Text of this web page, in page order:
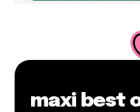
Dis-nous tout*
Name
maxi best